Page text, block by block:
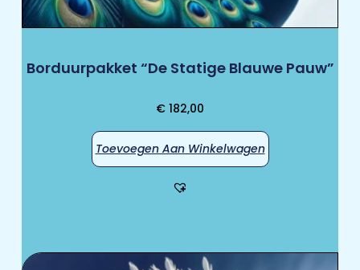
Borduurpakket “De Statige Blauwe Pauw”
€ 182,00
Toevoegen Aan Winkelwagen